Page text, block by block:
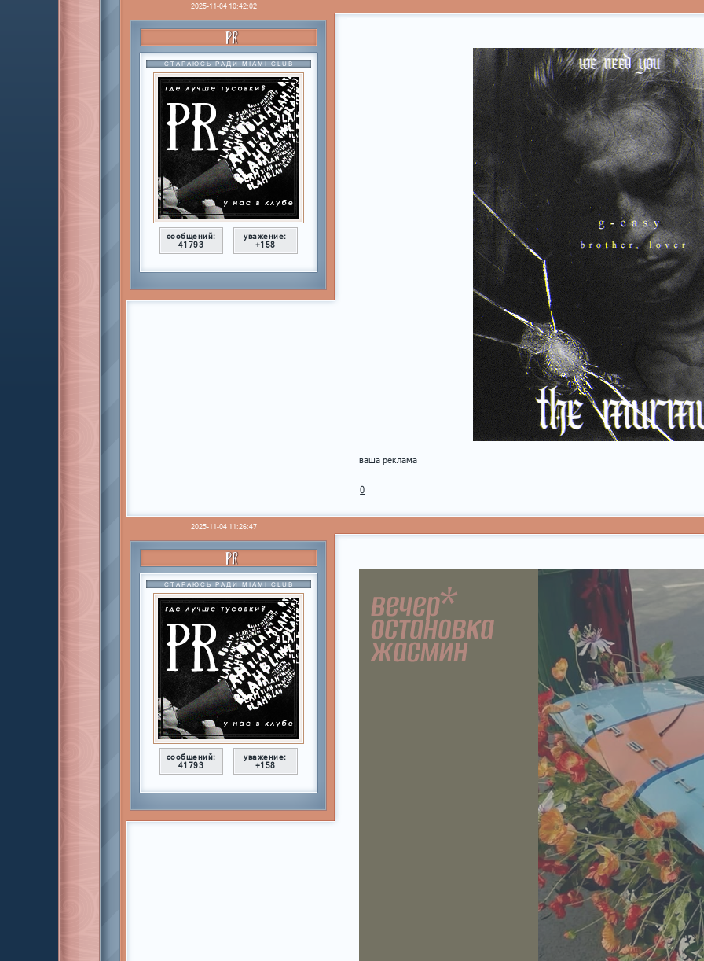
2025-11-04 10:42:02
PR
СТАРАЮСЬ РАДИ MIAMI CLUB
сообщений:
41793
уважение:
+158
ваша реклама
0
2025-11-04 11:26:47
PR
СТАРАЮСЬ РАДИ MIAMI CLUB
сообщений:
41793
уважение:
+158